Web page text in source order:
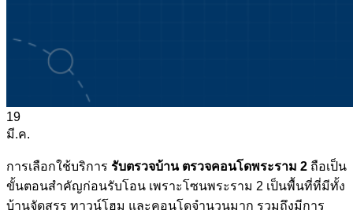
19
มี.ค.
การเลือกใช้บริการ รับตรวจบ้าน ตรวจคอนโดพระราม 2 ถือเป็น
ขั้นตอนสำคัญก่อนรับโอน เพราะโซนพระราม 2 เป็นพื้นที่ที่มีทั้ง
บ้านจัดสรร ทาวน์โฮม และคอนโดจำนวนมาก รวมถึงมีการ